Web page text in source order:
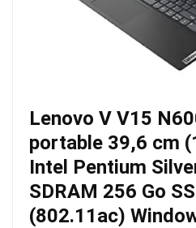
Lenovo V V15
portable 39,6 cm
Intel Pentium
SDRAM 256 Go
(802.11ac)